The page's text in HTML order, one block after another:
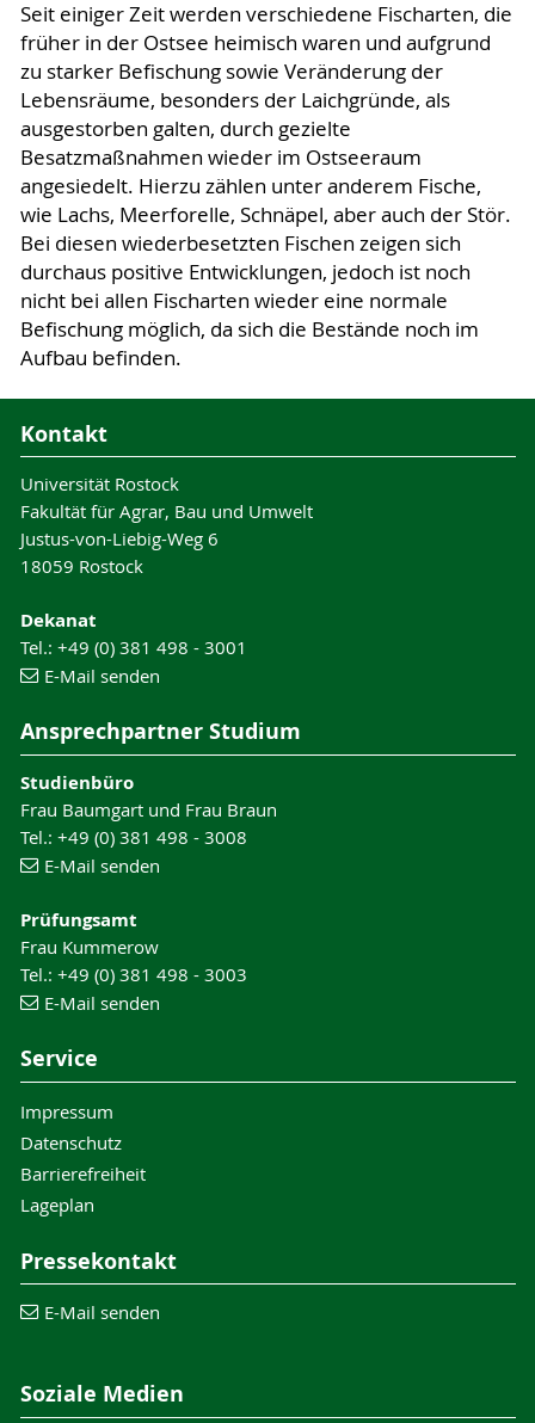
Seit einiger Zeit werden verschiedene Fischarten, die
früher in der Ostsee heimisch waren und aufgrund
zu starker Befischung sowie Veränderung der
Lebensräume, besonders der Laichgründe, als
ausgestorben galten, durch gezielte
Besatzmaßnahmen wieder im Ostseeraum
angesiedelt. Hierzu zählen unter anderem Fische,
wie Lachs, Meerforelle, Schnäpel, aber auch der Stör.
Bei diesen wiederbesetzten Fischen zeigen sich
durchaus positive Entwicklungen, jedoch ist noch
nicht bei allen Fischarten wieder eine normale
Befischung möglich, da sich die Bestände noch im
Aufbau befinden.
Kontakt
Universität Rostock
Fakultät für Agrar, Bau und Umwelt
Justus-von-Liebig-Weg 6
18059 Rostock
Dekanat
Tel.: +49 (0) 381 498 - 3001
E-Mail senden
Ansprechpartner Studium
Studienbüro
Frau Baumgart und Frau Braun
Tel.: +49 (0) 381 498 - 3008
E-Mail senden
Prüfungsamt
Frau Kummerow
Tel.: +49 (0) 381 498 - 3003
E-Mail senden
Service
Impressum
Datenschutz
Barrierefreiheit
Lageplan
Pressekontakt
E-Mail senden
Soziale Medien